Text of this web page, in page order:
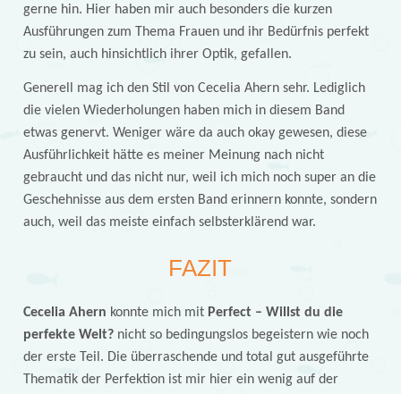
gerne hin. Hier haben mir auch besonders die kurzen
Ausführungen zum Thema Frauen und ihr Bedürfnis perfekt
zu sein, auch hinsichtlich ihrer Optik, gefallen.
Generell mag ich den Stil von Cecelia Ahern sehr. Lediglich
die vielen Wiederholungen haben mich in diesem Band
etwas genervt. Weniger wäre da auch okay gewesen, diese
Ausführlichkeit hätte es meiner Meinung nach nicht
gebraucht und das nicht nur, weil ich mich noch super an die
Geschehnisse aus dem ersten Band erinnern konnte, sondern
auch, weil das meiste einfach selbsterklärend war.
FAZIT
Cecelia Ahern konnte mich mit Perfect – Willst du die
perfekte Welt?nicht so bedingungslos begeistern wie noch
der erste Teil. Die überraschende und total gut ausgeführte
Thematik der Perfektion ist mir hier ein wenig auf der